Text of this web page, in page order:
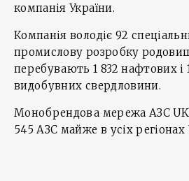
компанія України.
Компанія володіє 92
промислову розробку родовищ.
перебувають 1 832 нафтових і
видобувних свердловини.
Монобрендова мережа АЗС
545 АЗС майже в усіх регіонах